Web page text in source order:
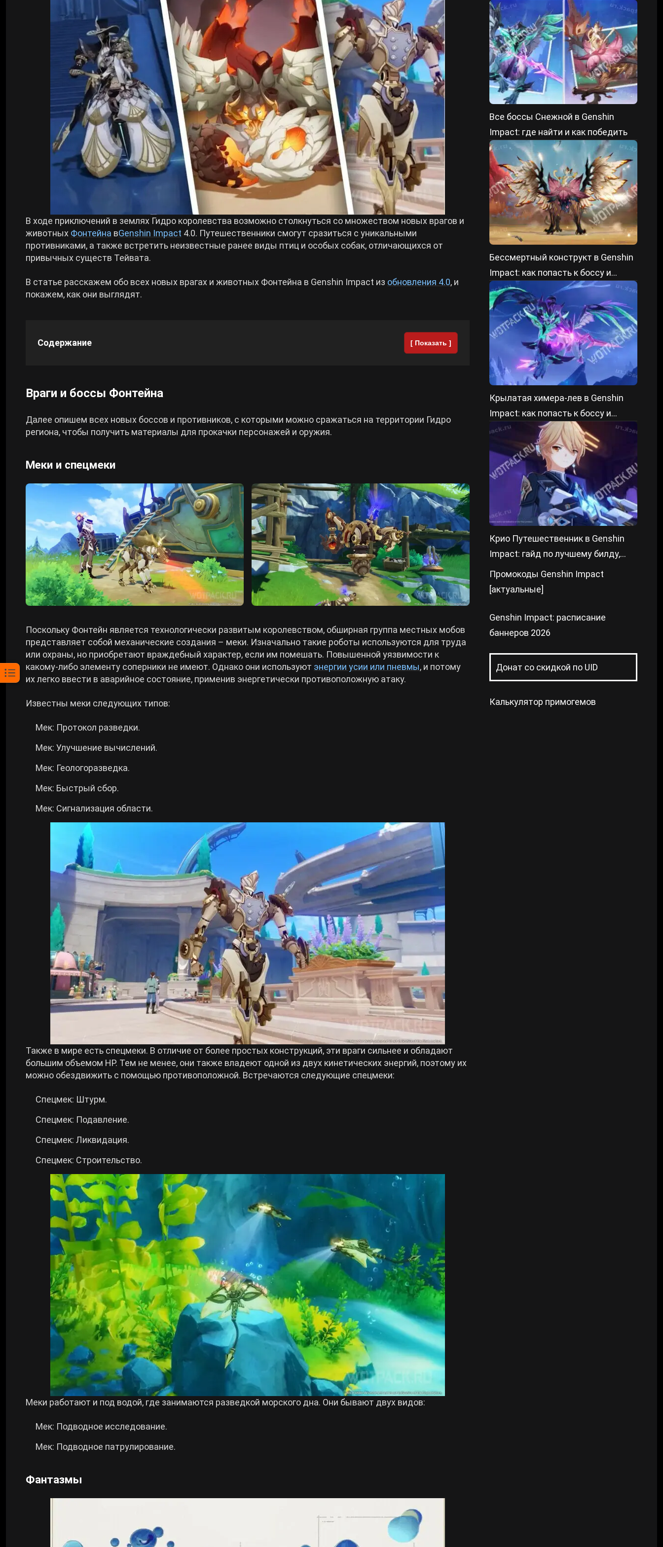
Zenless Zone Zero
Kingdom Come: Deliverance 2
Path of Exile 2
Wuthering Waves
Hogwarts Legacy
Cyberpunk 2077
Билды Arknights: Endfield
Билды Wuthering Waves
Билды Cyberpunk 2077
Билды Path of Exile 2
В ходе приключений в землях Гидро королевства возможно столкнуться со множеством новых врагов и
животных Фонтейна вGenshin Impact 4.0. Путешественники смогут сразиться с уникальными
противниками, а также встретить неизвестные ранее виды птиц и особых собак, отличающихся от
привычных существ Тейвата.
В статье расскажем обо всех новых врагах и животных Фонтейна в Genshin Impact из обновления 4.0, и
покажем, как они выглядят.
Содержание [ Показать ]
Враги и боссы Фонтейна
Далее опишем всех новых боссов и противников, с которыми можно сражаться на территории Гидро
региона, чтобы получить материалы для прокачки персонажей и оружия.
Меки и спецмеки
Поскольку Фонтейн является технологически развитым королевством, обширная группа местных мобов
представляет собой механические создания – меки. Изначально такие роботы используются для труда
или охраны, но приобретают враждебный характер, если им помешать. Повышенной уязвимости к
какому-либо элементу соперники не имеют. Однако они используют энергии усии или пневмы, и потому
их легко ввести в аварийное состояние, применив энергетически противоположную атаку.
Известны меки следующих типов:
Мек: Протокол разведки.
Мек: Улучшение вычислений.
Мек: Геологоразведка.
Мек: Быстрый сбор.
Мек: Сигнализация области.
Также в мире есть спецмеки. В отличие от более простых конструкций, эти враги сильнее и обладают
большим объемом HP. Тем не менее, они также владеют одной из двух кинетических энергий, поэтому их
можно обездвижить с помощью противоположной. Встречаются следующие спецмеки:
Спецмек: Штурм.
Спецмек: Подавление.
Спецмек: Ликвидация.
Спецмек: Строительство.
Меки работают и под водой, где занимаются разведкой морского дна. Они бывают двух видов:
Мек: Подводное исследование.
Мек: Подводное патрулирование.
Фантазмы
преграды
Все боссы Снежной в Genshin
Impact: где найти и как победить
Бессмертный конструкт в Genshin
Impact: как попасть к боссу и
победить
Крылатая химера-лев в Genshin
Impact: как попасть к боссу и
победить
Крио Путешественник в Genshin
Impact: гайд по лучшему билду,
артефактам и отрядам
Промокоды Genshin Impact
[актуальные]
Genshin Impact: расписание
баннеров 2026
Донат со скидкой по UID
Калькулятор примогемов